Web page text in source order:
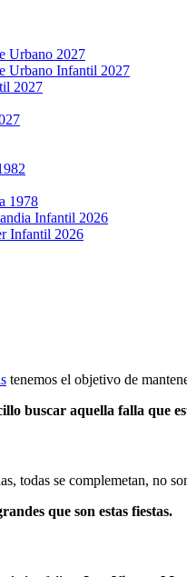
Urbano 2027
Urbano Infantil 2027
2027
1978
Infantil 2026
Infantil 2026
tenemos el objetivo de
buscar aquella falla que
todas se complemetan, no
que son estas fiestas.